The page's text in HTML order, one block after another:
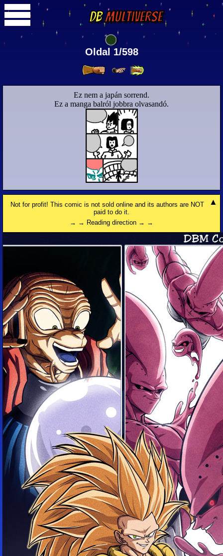
DBMultiverse
Oldal 1/598
Ez nem a japán sorrend.
Ez a manga balról jobbra olvasandó.
Not for profit! This comic is not sold online and its authors are NOT
paid to do it.
→ → Reading direction → →